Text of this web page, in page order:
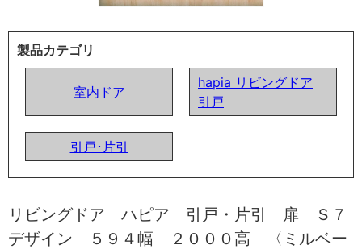
製品カテゴリ
室内ドア
hapia リビングドア
引戸
引戸･片引
リビングドア ハピア 引戸・片引 扉 Ｓ７
デザイン ５９４幅 ２０００高 〈ミルベー